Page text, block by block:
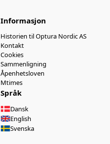
Informasjon
Historien til Optura Nordic AS
Kontakt
Cookies
Sammenligning
Åpenhetsloven
Mtimes
Språk
Dansk
English
Svenska